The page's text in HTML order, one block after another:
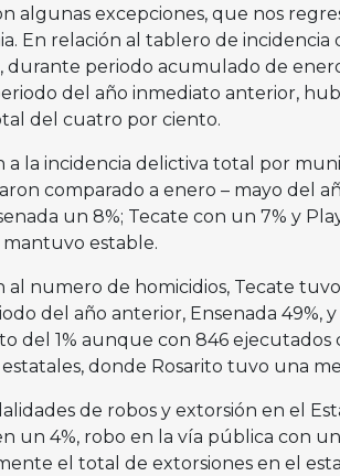
algunas excepciones, que nos
En relación al tablero de
durante periodo acumulado de
del año inmediato anterior,
del cuatro por ciento.
a la incidencia delictiva total por
comparado a enero – mayo del
un 8%; Tecate con un 7% y
mantuvo estable.
al numero de homicidios, Tecate
del año anterior, Ensenada 49%,
del 1% aunque con 846 ejecutados
estatales, donde Rosarito tuvo una
de robos y extorsión en el
un 4%, robo en la vía pública con
el total de extorsiones en el